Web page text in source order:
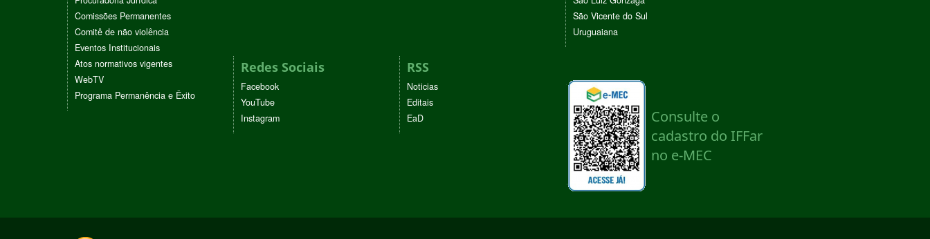
Comissões Permanentes
Comitê de não violência
Eventos Institucionais
Atos normativos vigentes
WebTV
Programa Permanência e Êxito
São Vicente do Sul
Uruguaiana
Redes Sociais
Facebook
YouTube
Instagram
RSS
Noticias
Editais
EaD